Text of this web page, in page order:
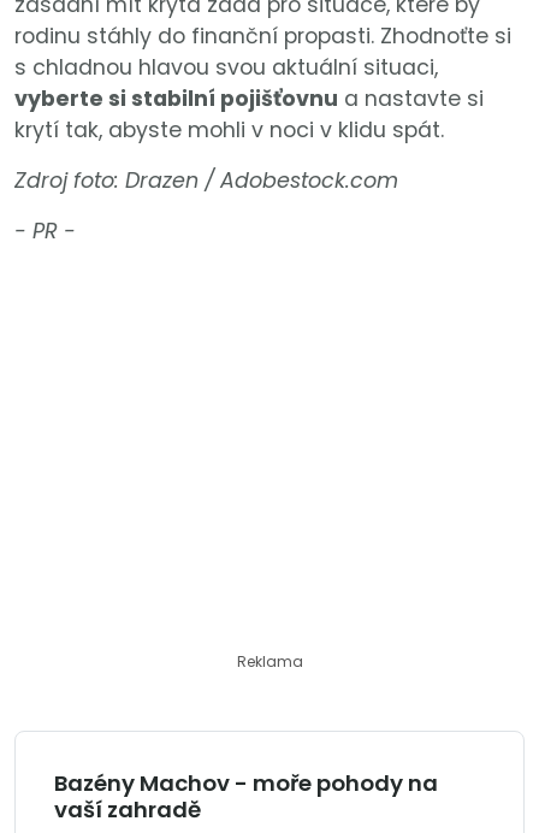
rodinu stáhly do finanční propasti. Zhodnoťte si
s chladnou hlavou svou aktuální situaci,
vyberte si stabilní pojišťovnu a nastavte si
krytí tak, abyste mohli v noci v klidu spát.
Zdroj foto: Drazen / Adobestock.com
- PR -
Reklama
Bazény Machov - moře pohody na
vaší zahradě